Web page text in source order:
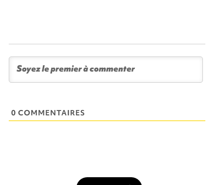
0 COMMENTAIRES